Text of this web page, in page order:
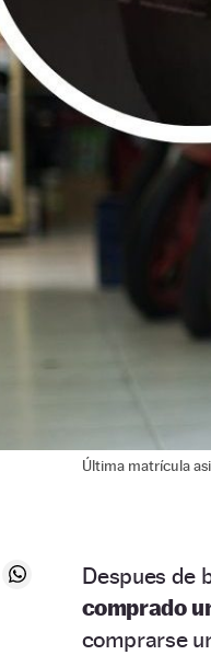
Última matrícula
Despues de
comprado
comprarse